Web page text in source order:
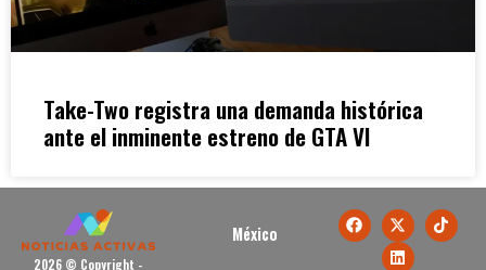
Take-Two registra una demanda histórica
ante el inminente estreno de GTA VI
2026 © Copyright -
México